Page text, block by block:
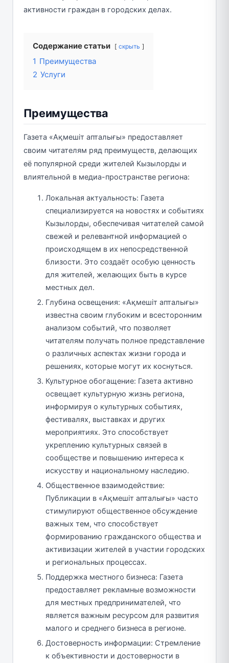
активности граждан в городских делах.
Содержание статьи скрыть
1 Преимущества
2 Услуги
Преимущества
Газета «Ақмешіт апталығы» предоставляет
своим читателям ряд преимуществ, делающих
её популярной среди жителей Кызылорды и
влиятельной в медиа-пространстве региона:
Локальная актуальность: Газета
специализируется на новостях и событиях
Кызылорды, обеспечивая читателей самой
свежей и релевантной информацией о
происходящем в их непосредственной
близости. Это создаёт особую ценность
для жителей, желающих быть в курсе
местных дел.
Глубина освещения: «Ақмешіт апталығы»
известна своим глубоким и всесторонним
анализом событий, что позволяет
читателям получать полное представление
о различных аспектах жизни города и
решениях, которые могут их коснуться.
Культурное обогащение: Газета активно
освещает культурную жизнь региона,
информируя о культурных событиях,
фестивалях, выставках и других
мероприятиях. Это способствует
укреплению культурных связей в
сообществе и повышению интереса к
искусству и национальному наследию.
Общественное взаимодействие:
Публикации в «Ақмешіт апталығы» часто
стимулируют общественное обсуждение
важных тем, что способствует
формированию гражданского общества и
активизации жителей в участии городских
и региональных процессах.
Поддержка местного бизнеса: Газета
предоставляет рекламные возможности
для местных предпринимателей, что
является важным ресурсом для развития
малого и среднего бизнеса в регионе.
Достоверность информации: Стремление
к объективности и достоверности в